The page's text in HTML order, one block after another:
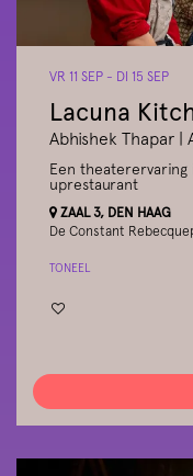
Lacuna
Abhishek Thapar |
VR 11 SEP - DI 15 SEP
Een
uprestaurant
ZAAL 3, DEN HAAG
De Constant
TONEEL